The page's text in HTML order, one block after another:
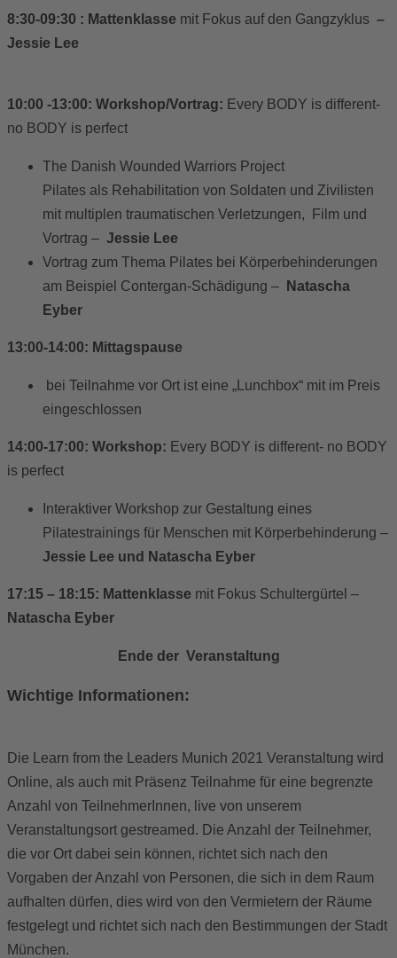
8:30-09:30 : Mattenklasse mit Fokus auf den Gangzyklus –
Jessie Lee
10:00 -13:00: Workshop/Vortrag: Every BODY is different-
no BODY is perfect
The Danish Wounded Warriors Project
Pilates als Rehabilitation von Soldaten und Zivilisten
mit multiplen traumatischen Verletzungen, Film und
Vortrag – Jessie Lee
Vortrag zum Thema Pilates bei Körperbehinderungen
am Beispiel Contergan-Schädigung –
Natascha
Eyber
13:00-14:00: Mittagspause
bei Teilnahme vor Ort ist eine „Lunchbox“ mit im Preis
eingeschlossen
14:00-17:00: Workshop: Every BODY is different- no BODY
is perfect
Interaktiver Workshop zur Gestaltung eines
Pilatestrainings für Menschen mit Körperbehinderung –
Jessie Lee und Natascha Eyber
17:15 – 18:15: Mattenklasse mit Fokus Schultergürtel –
Natascha Eyber
Ende der Veranstaltung
Wichtige Informationen:
Die Learn from the Leaders Munich 2021 Veranstaltung wird
Online, als auch mit Präsenz Teilnahme für eine begrenzte
Anzahl von TeilnehmerInnen, live von unserem
Veranstaltungsort gestreamed. Die Anzahl der Teilnehmer,
die vor Ort dabei sein können, richtet sich nach den
Vorgaben der Anzahl von Personen, die sich in dem Raum
aufhalten dürfen, dies wird von den Vermietern der Räume
festgelegt und richtet sich nach den Bestimmungen der Stadt
München.